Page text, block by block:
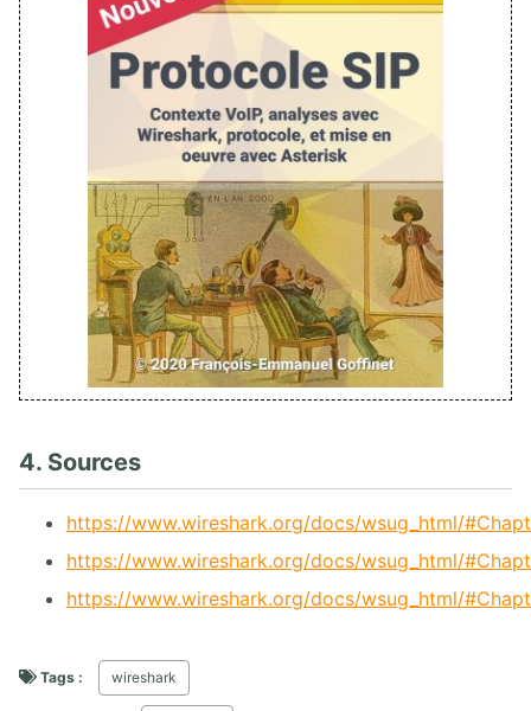
4. Sources
https://www.wireshark.org/docs/wsug_html/
https://www.wireshark.org/docs/wsug_html/
https://www.wireshark.org/docs/wsug_html/
Tags : wireshark